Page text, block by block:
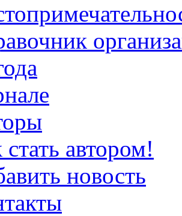
стать автором!
новость